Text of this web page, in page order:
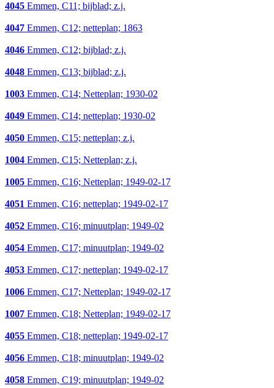
4045 Emmen, C11; bijblad; z.j.
4047 Emmen, C12; netteplan; 1863
4046 Emmen, C12; bijblad; z.j.
4048 Emmen, C13; bijblad; z.j.
1003 Emmen, C14; Netteplan; 1930-02
4049 Emmen, C14; netteplan; 1930-02
4050 Emmen, C15; netteplan; z.j.
1004 Emmen, C15; Netteplan; z.j.
1005 Emmen, C16; Netteplan; 1949-02-17
4051 Emmen, C16; netteplan; 1949-02-17
4052 Emmen, C16; minuutplan; 1949-02
4054 Emmen, C17; minuutplan; 1949-02
4053 Emmen, C17; netteplan; 1949-02-17
1006 Emmen, C17; Netteplan; 1949-02-17
1007 Emmen, C18; Netteplan; 1949-02-17
4055 Emmen, C18; netteplan; 1949-02-17
4056 Emmen, C18; minuutplan; 1949-02
4058 Emmen, C19; minuutplan; 1949-02